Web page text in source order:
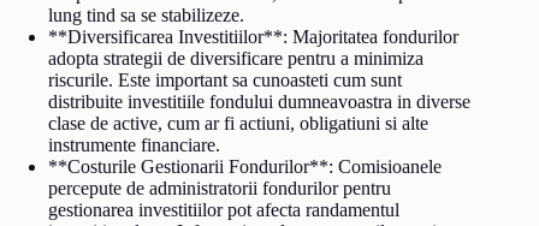
lung tind sa se stabilizeze.
**Diversificarea Investitiilor**: Majoritatea fondurilor
adopta strategii de diversificare pentru a minimiza
riscurile. Este important sa cunoasteti cum sunt
distribuite investitiile fondului dumneavoastra in diverse
clase de active, cum ar fi actiuni, obligatiuni si alte
instrumente financiare.
**Costurile Gestionarii Fondurilor**: Comisioanele
percepute de administratorii fondurilor pentru
gestionarea investitiilor pot afecta randamentul